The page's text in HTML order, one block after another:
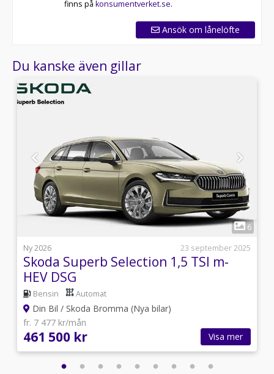
finns på konsumentverket.se.
Ansök om lånelöfte
Du kanske även gillar
1
6
Ny 2026
23 september 2025
Skoda Superb Selection 1,5 TSI m-
HEV DSG
Bensin Automat
Din Bil / Skoda Bromma (Nya bilar)
fr. 7 477 kr/mån
461 500 kr Visa mer